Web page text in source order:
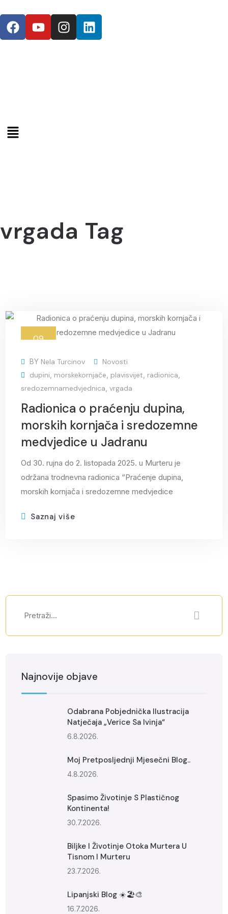
vrgada Tag
09
BY Nela Turcinov
Novosti
dupini morskekornjače plavisvijet radionica
sredozemnamedvjednica ,vrgada
Radionica o praćenju dupina,
morskih kornjača i sredozemne
medvjedice u Jadranu
Od 30. rujna do 2. listopada 2025. u Murteru je
održana trodnevna radionica “Praćenje dupina,
morskih kornjača i sredozemne medvjedice
Saznaj više
Najnovije objave
Odabrana Pobjednička Ilustracija
Natječaja „Verice Sa Ivinja“
6.8.2026.
Moj Pretposljednji Mjesečni Blog..
4.8.2026.
Spasimo Životinje S Plastičnog
Kontinenta!
30.7.2026.
Biljke I Životinje Otoka Murtera U
Tisnom I Murteru
23.7.2026.
Lipanjski Blog ☀️🏖️🎨
16.7.2026.